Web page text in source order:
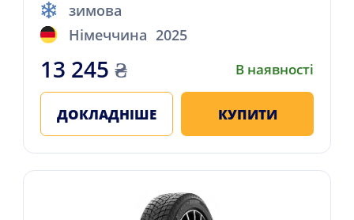
зимова
Німеччина 2025
13 245 ₴ В наявності
ДОКЛАДНІШЕ КУПИТИ